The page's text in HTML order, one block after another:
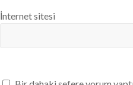
İnternet sitesi